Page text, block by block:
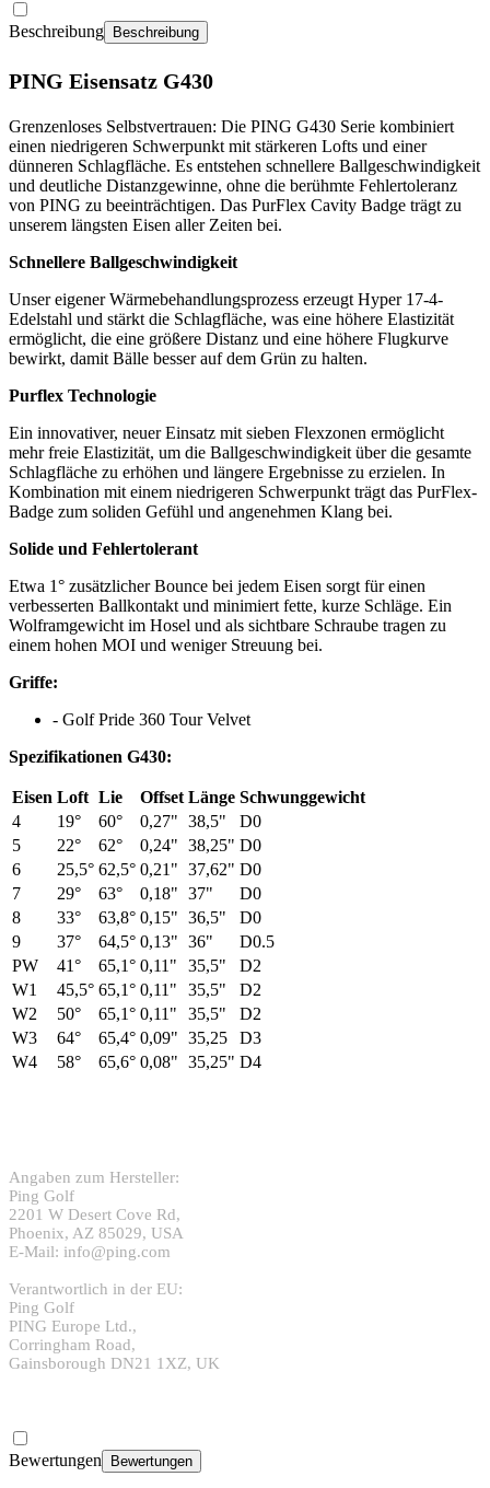
Beschreibung Beschreibung
PING Eisensatz G430
Grenzenloses Selbstvertrauen: Die PING G430 Serie kombiniert
einen niedrigeren Schwerpunkt mit stärkeren Lofts und einer
dünneren Schlagfläche. Es entstehen schnellere Ballgeschwindigkeit
und deutliche Distanzgewinne, ohne die berühmte Fehlertoleranz
von PING zu beeinträchtigen. Das PurFlex Cavity Badge trägt zu
unserem längsten Eisen aller Zeiten bei.
Schnellere Ballgeschwindigkeit
Unser eigener Wärmebehandlungsprozess erzeugt Hyper 17-4-
Edelstahl und stärkt die Schlagfläche, was eine höhere Elastizität
ermöglicht, die eine größere Distanz und eine höhere Flugkurve
bewirkt, damit Bälle besser auf dem Grün zu halten.
Purflex Technologie
Ein innovativer, neuer Einsatz mit sieben Flexzonen ermöglicht
mehr freie Elastizität, um die Ballgeschwindigkeit über die gesamte
Schlagfläche zu erhöhen und längere Ergebnisse zu erzielen. In
Kombination mit einem niedrigeren Schwerpunkt trägt das PurFlex-
Badge zum soliden Gefühl und angenehmen Klang bei.
Solide und Fehlertolerant
Etwa 1° zusätzlicher Bounce bei jedem Eisen sorgt für einen
verbesserten Ballkontakt und minimiert fette, kurze Schläge. Ein
Wolframgewicht im Hosel und als sichtbare Schraube tragen zu
einem hohen MOI und weniger Streuung bei.
Griffe:
- Golf Pride 360 Tour Velvet
Spezifikationen G430:
Eisen Loft Lie Offset Länge Schwunggewicht
4
19° 60° 0,27" 38,5"
D0
5
22° 62° 0,24" 38,25" D0
6
25,5° 62,5° 0,21" 37,62" D0
7
29° 63° 0,18" 37"
D0
8
33° 63,8° 0,15" 36,5"
D0
9
37° 64,5° 0,13" 36"
D0.5
PW
41° 65,1° 0,11" 35,5"
D2
W1
45,5° 65,1° 0,11" 35,5"
D2
W2
50° 65,1° 0,11" 35,5"
D2
W3
64° 65,4° 0,09" 35,25
D3
W4
58° 65,6° 0,08" 35,25" D4
Angaben zum Hersteller:
Ping Golf
2201 W Desert Cove Rd,
Phoenix, AZ 85029, USA
E-Mail: info@ping.com
Verantwortlich in der EU:
Ping Golf
PING Europe Ltd.,
Corringham Road,
Gainsborough DN21 1XZ, UK
Bewertungen Bewertungen